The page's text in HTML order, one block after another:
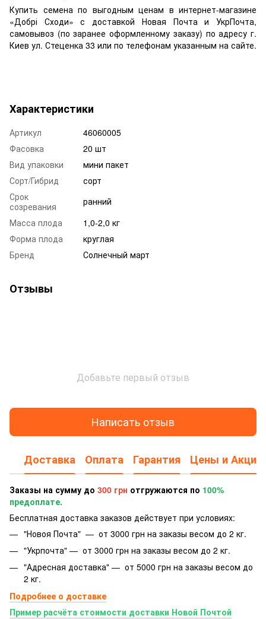
Купить семена по выгодным ценам в интернет-магазине
«Добрі Сходи» с доставкой Новая Почта и УкрПочта,
самовывоз (по заранее оформленному заказу) по адресу г.
Киев ул. Стеценка 33 или по телефонам указанным на сайте.
Характеристики
Артикул
46060005
Фасовка
20 шт
Вид упаковки
мини пакет
Сорт/Гибрид
сорт
Срок
созревания
ранний
Масса плода
1,0-2,0 кг
Форма плода
круглая
Бренд
Солнечный март
Отзывы
Добавьте первый отзыв
Написать отзыв
Доставка Оплата Гарантия Цены и Акции
Заказы на сумму до 300 грн отгружаются по 100%
предоплате.
Бесплатная доставка заказов действует при условиях:
"Новоя Почта" — от 3000 грн на заказы весом до 2 кг.
"Укрпочта" — от 3000 грн на заказы весом до 2 кг.
"Адресная доставка" — от 5000 грн на заказы весом до
2 кг.
Подробнее о доставке
Пример расчёта стоимости доставки Новой Почтой